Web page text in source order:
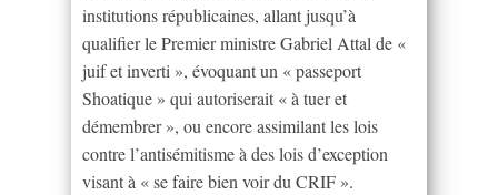
institutions républicaines, allant jusqu’à
qualifier le Premier ministre Gabriel Attal de «
juif et inverti », évoquant un « passeport
Shoatique » qui autoriserait « à tuer et
démembrer », ou encore assimilant les lois
contre l’antisémitisme à des lois d’exception
visant à « se faire bien voir du CRIF ».